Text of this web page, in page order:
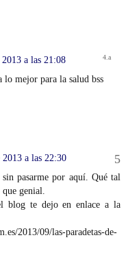
a las 21:08
lo mejor para la salud bss
2013 a las 22:30
pasarme por aquí. Qué tal
genial.
blog te dejo en enlace a la
2013/09/las-paradetas-de-